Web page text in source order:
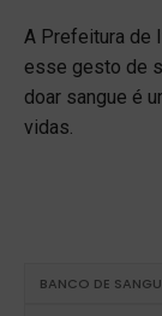
A Prefeitura de
esse gesto de
doar sangue é
vidas.
BANCO DE